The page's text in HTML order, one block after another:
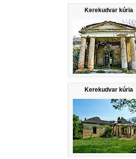
Kerekudvar kúria
Kerekudvar kúria